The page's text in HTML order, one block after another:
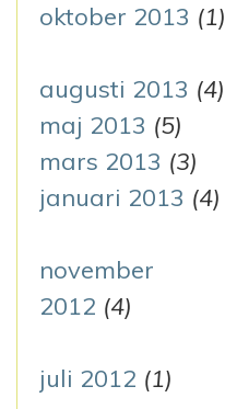
oktober 2013 (1)
augusti 2013 (4)
maj 2013 (5)
mars 2013 (3)
januari 2013 (4)
november
2012 (4)
juli 2012 (1)